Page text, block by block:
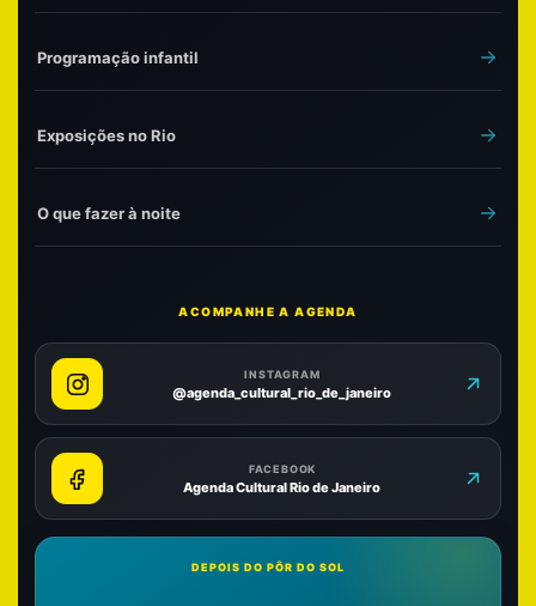
Programação infantil
Exposições no Rio
O que fazer à noite
ACOMPANHE A AGENDA
INSTAGRAM
@agenda_cultural_rio_de_janeiro
FACEBOOK
Agenda Cultural Rio de Janeiro
DEPOIS DO PÔR DO SOL